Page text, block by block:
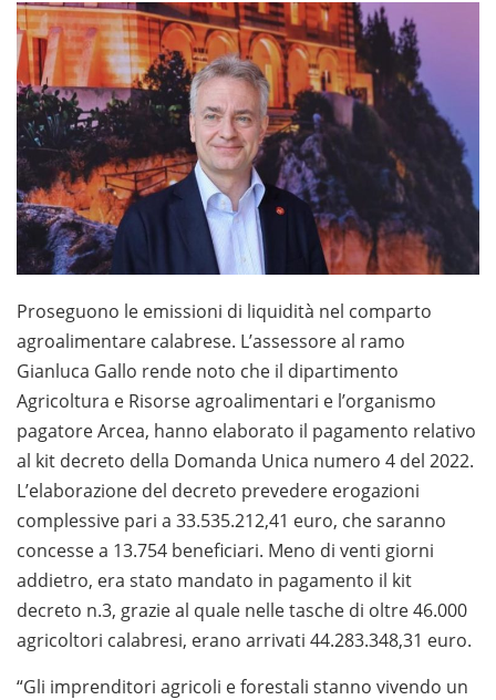
Proseguono le emissioni di liquidità nel comparto
agroalimentare calabrese. L’assessore al ramo
Gianluca Gallo rende noto che il dipartimento
Agricoltura e Risorse agroalimentari e l’organismo
pagatore Arcea, hanno elaborato il pagamento relativo
al kit decreto della Domanda Unica numero 4 del 2022.
L’elaborazione del decreto prevedere erogazioni
complessive pari a 33.535.212,41 euro, che saranno
concesse a 13.754 beneficiari. Meno di venti giorni
addietro, era stato mandato in pagamento il kit
decreto n.3, grazie al quale nelle tasche di oltre 46.000
agricoltori calabresi, erano arrivati 44.283.348,31 euro.
“Gli imprenditori agricoli e forestali stanno vivendo un